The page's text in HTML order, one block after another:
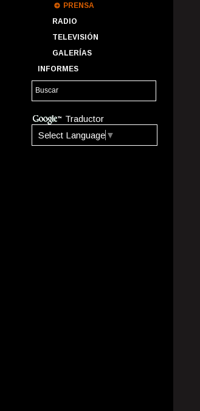
PRENSA
RADIO
TELEVISIÓN
GALERÍAS
INFORMES
Traductor
Select Language ▼